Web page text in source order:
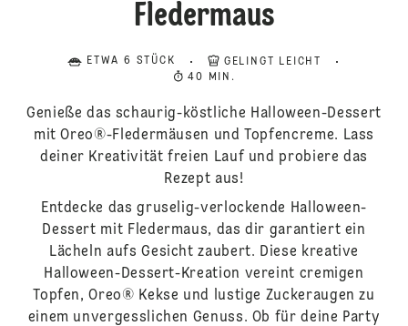
Fledermaus
ETWA 6 STÜCK
GELINGT LEICHT
40 MIN.
Genieße das schaurig-köstliche Halloween-Dessert
mit Oreo®-Fledermäusen und Topfencreme. Lass
deiner Kreativität freien Lauf und probiere das
Rezept aus!
Entdecke das gruselig-verlockende Halloween-
Dessert mit Fledermaus, das dir garantiert ein
Lächeln aufs Gesicht zaubert. Diese kreative
Halloween-Dessert-Kreation vereint cremigen
Topfen, Oreo® Kekse und lustige Zuckeraugen zu
einem unvergesslichen Genuss. Ob für deine Party